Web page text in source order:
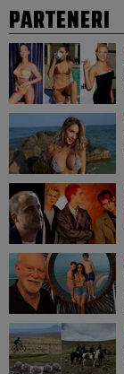
PARTENERI